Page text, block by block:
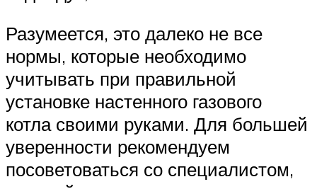
Разумеется, это далеко не все
нормы, которые необходимо
учитывать при правильной
установке настенного газового
котла своими руками. Для большей
уверенности рекомендуем
посоветоваться со специалистом,